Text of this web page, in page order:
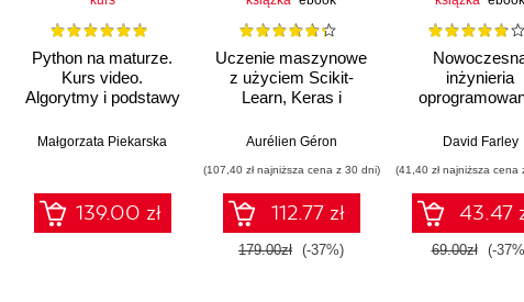
Patrick Kua,Pramod Sadalage
Python na maturze.
Kurs video.
Algorytmy i podstawy
zadań maturalnych
Małgorzata Piekarska
139.00 zł
Uczenie maszynowe
z użyciem Scikit-
Learn, Keras i
III
Aurélien Géron
(107,40 zł najniższa cena z 30 dni)
112.77 zł
179.00zł (-37%)
inżynieria
skutecznych
wyższej
David Farley
(41,40 zł najniższa cena
43.47
69.00zł (-